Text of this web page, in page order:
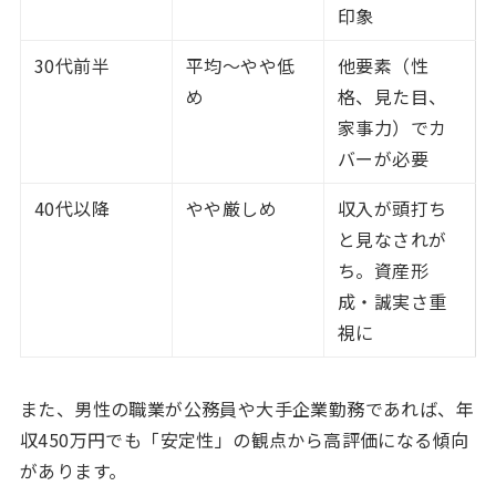
印象
30代前半
平均〜やや低
め
他要素（性
格、見た目、
家事力）でカ
バーが必要
40代以降
やや厳しめ
収入が頭打ち
と見なされが
ち。資産形
成・誠実さ重
視に
また、男性の職業が公務員や大手企業勤務であれば、年
収450万円でも「安定性」の観点から高評価になる傾向
があります。